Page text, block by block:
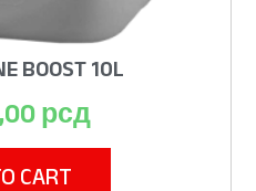
BOOST 10L
рсд
CART